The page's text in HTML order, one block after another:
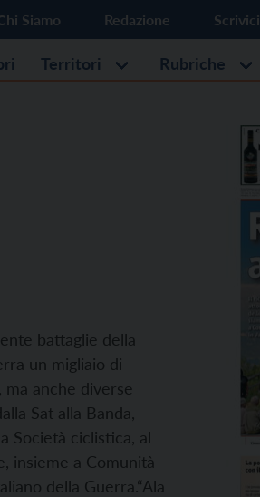
Siamo Redazione Scrivici
Territori Rubriche
battaglie della
un migliaio di
anche diverse
Sat alla Banda,
Società ciclistica, al
insieme a Comunità
della Guerra.“Ala